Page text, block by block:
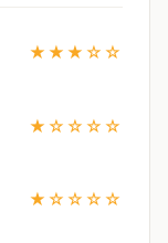
★★★☆☆
★☆☆☆☆
★☆☆☆☆